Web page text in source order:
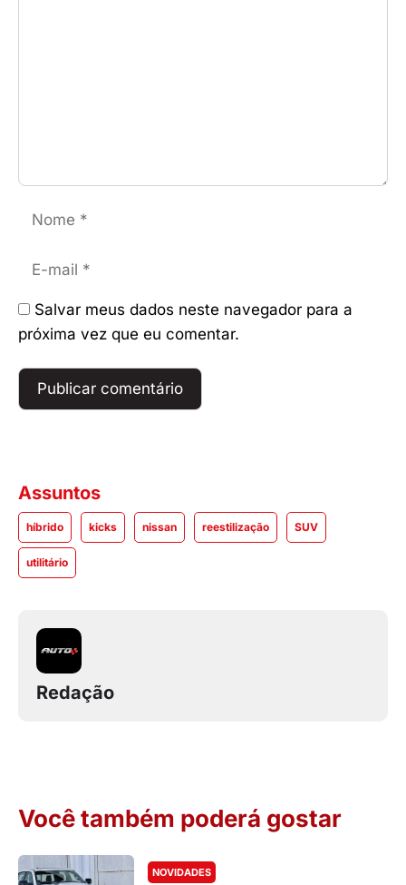
Nome
E-
mail
Salvar meus dados neste navegador para a
próxima vez que eu comentar.
Assuntos
híbrido kicks nissan reestilização SUV
utilitário
Redação
Você também poderá gostar
NOVIDADES